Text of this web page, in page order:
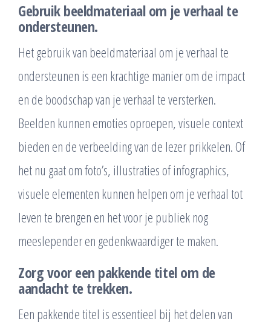
Gebruik beeldmateriaal om je verhaal te
ondersteunen.
Het gebruik van beeldmateriaal om je verhaal te
ondersteunen is een krachtige manier om de impact
en de boodschap van je verhaal te versterken.
Beelden kunnen emoties oproepen, visuele context
bieden en de verbeelding van de lezer prikkelen. Of
het nu gaat om foto’s, illustraties of infographics,
visuele elementen kunnen helpen om je verhaal tot
leven te brengen en het voor je publiek nog
meeslepender en gedenkwaardiger te maken.
Zorg voor een pakkende titel om de
aandacht te trekken.
Een pakkende titel is essentieel bij het delen van